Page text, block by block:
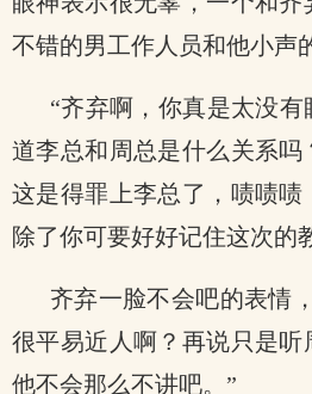
不错的男工作人员和他小声
“齐弃啊，你真是太没
道李总和周总是什么关系
这是得罪上李总了，啧啧
除了你可要好好记住这次的
齐弃一脸不会吧的表情
很平易近人啊？再说只是听
他不会那么不讲吧。”